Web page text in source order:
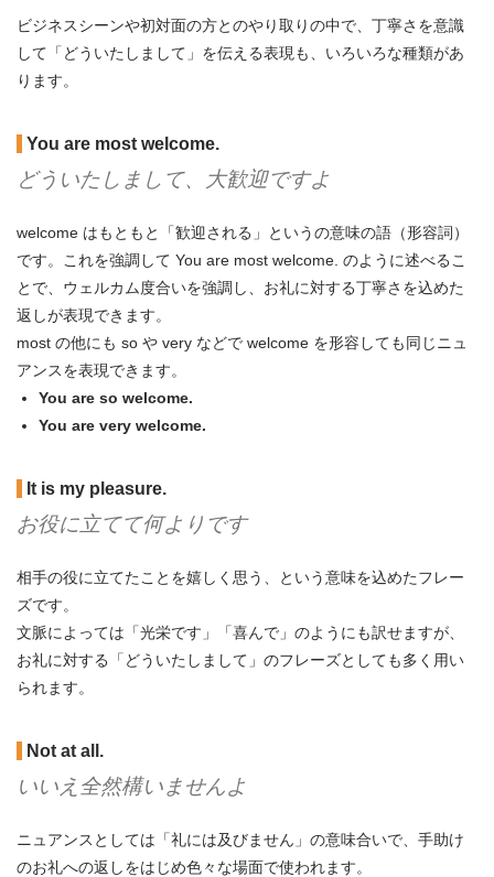
ビジネスシーンや初対面の方とのやり取りの中で、丁寧さを意識
して「どういたしまして」を伝える表現も、いろいろな種類があ
ります。
You are most welcome.
どういたしまして、大歓迎ですよ
welcome はもともと「歓迎される」というの意味の語（形容詞）
です。これを強調して You are most welcome. のように述べるこ
とで、ウェルカム度合いを強調し、お礼に対する丁寧さを込めた
返しが表現できます。
most の他にも so や very などで welcome を形容しても同じニュ
アンスを表現できます。
You are so welcome.
You are very welcome.
It is my pleasure.
お役に立てて何よりです
相手の役に立てたことを嬉しく思う、という意味を込めたフレー
ズです。
文脈によっては「光栄です」「喜んで」のようにも訳せますが、
お礼に対する「どういたしまして」のフレーズとしても多く用い
られます。
Not at all.
いいえ全然構いませんよ
ニュアンスとしては「礼には及びません」の意味合いで、手助け
のお礼への返しをはじめ色々な場面で使われます。